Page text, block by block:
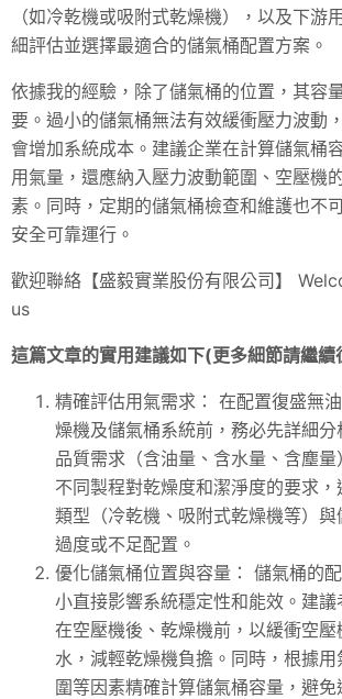
（如冷乾機或吸附式乾燥機），以及下游
細評估並選擇最適合的儲氣桶配置方案。
依據我的經驗，除了儲氣桶的位置，其容
要。過小的儲氣桶無法有效緩衝壓力波動
會增加系統成本。建議企業在計算儲氣桶
用氣量，還應納入壓力波動範圍、空壓機
素。同時，定期的儲氣桶檢查和維護也不
安全可靠運行。
歡迎聯絡【盛毅實業股份有限公司】
us
這篇文章的實用建議如下(更多細節請繼續
精確評估用氣需求： 在配置復盛無
燥機及儲氣桶系統前，務必先詳細
品質需求（含油量、含水量、含塵
不同製程對乾燥度和潔淨度的要求
類型（冷乾機、吸附式乾燥機等）
過度或不足配置。
優化儲氣桶位置與容量： 儲氣桶的
小直接影響系統穩定性和能效。建
在空壓機後、乾燥機前，以緩衝空
水，減輕乾燥機負擔。同時，根據
圍等因素精確計算儲氣桶容量，避